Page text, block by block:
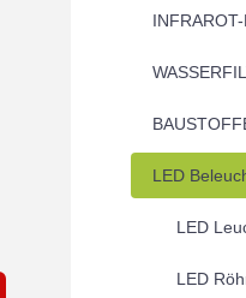
LED
LED
LED